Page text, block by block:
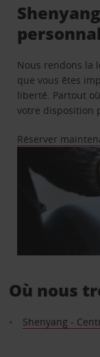
Nous rendons la
que vous êtes
liberté. Partout
votre disposition
Réserver
Où nous
Shenyang -